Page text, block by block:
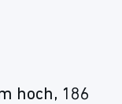
hoch, 186